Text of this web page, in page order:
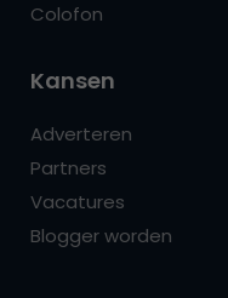
Colofon
Kansen
Adverteren
Partners
Vacatures
Blogger worden